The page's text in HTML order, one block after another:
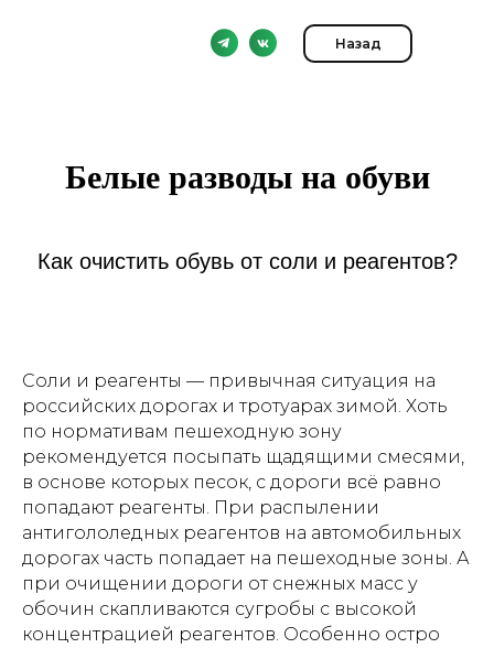
Назад
Белые разводы на обуви
Как очистить обувь от соли и реагентов?
Соли и реагенты — привычная ситуация на
российских дорогах и тротуарах зимой. Хоть
по нормативам пешеходную зону
рекомендуется посыпать щадящими смесями,
в основе которых песок, с дороги всё равно
попадают реагенты. При распылении
антигололедных реагентов на автомобильных
дорогах часть попадает на пешеходные зоны. А
при очищении дороги от снежных масс у
обочин скапливаются сугробы с высокой
концентрацией реагентов. Особенно остро